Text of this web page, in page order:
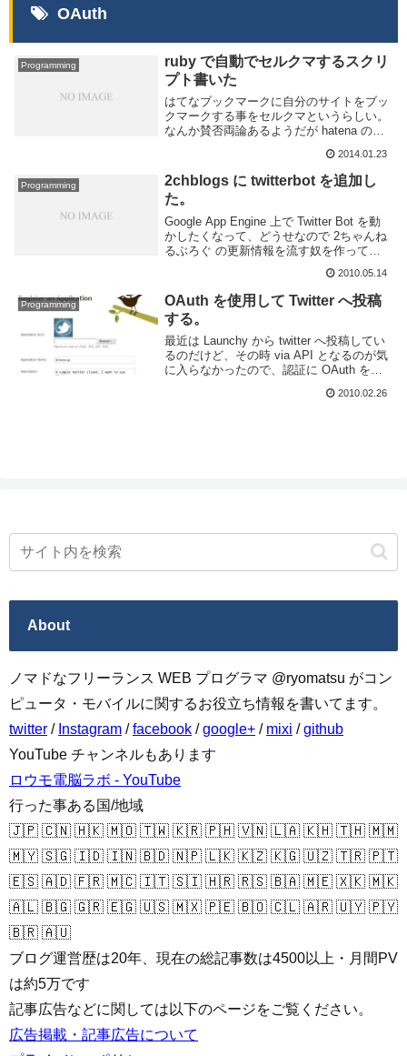
OAuth
Programming
ruby で自動でセルクマするスクリ
プト書いた
はてなブックマークに自分のサイトをブッ
クマークする事をセルクマというらしい。
なんか賛否両論あるようだが hatena の
向いた時にやるようにしている。1件は禁
止じゃないです / “セルクマし...
2014.01.23
Programming
2chblogs に twitterbot を追加し
た。
Google App Engine 上で Twitter Bot を動
かしたくなって、どうせなので 2ちゃんね
るぶろぐ の更新情報を流す奴を作ってみ
2010.05.14
Programming
OAuth を使用して Twitter へ投稿
する。
最近は Launchy から twitter へ投稿してい
るのだけど、その時 via API となるのが気
に入らなかったので、認証に OAuth を使
ころでいつから from API じゃなくなった
2010.02.26
About
ノマドなフリーランス WEB プログラマ @ryomatsu がコン
ピュータ・モバイルに関するお役立ち情報を書いてます。
twitter / Instagram /facebook /google+ / mixi /github
YouTube チャンネルもあります
ロウモ電脳ラボ - YouTube
行った事ある国/地域
🇯🇵 🇨🇳 🇭🇰 🇲🇴 🇹🇼 🇰🇷 🇵🇭 🇻🇳 🇱🇦 🇰🇭 🇹🇭 🇲🇲
🇲🇾 🇸🇬 🇮🇩 🇮🇳 🇧🇩 🇳🇵 🇱🇰 🇰🇿 🇰🇬 🇺🇿 🇹🇷 🇵🇹
🇪🇸 🇦🇩 🇫🇷 🇲🇨 🇮🇹 🇸🇮 🇭🇷 🇷🇸 🇧🇦 🇲🇪 🇽🇰 🇲🇰
🇦🇱 🇧🇬 🇬🇷 🇪🇬 🇺🇸 🇲🇽 🇵🇪 🇧🇴 🇨🇱 🇦🇷 🇺🇾 🇵🇾
🇧🇷 🇦🇺
ブログ運営歴は20年、現在の総記事数は4500以上・月間PV
は約5万です
記事広告などに関しては以下のページをご覧ください。
広告掲載・記事広告について